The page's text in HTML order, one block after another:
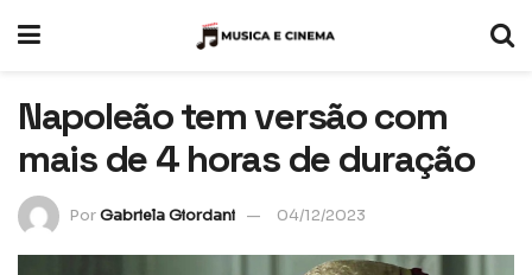
Napoleão tem versão com
mais de 4 horas de duração
PorGabriela Giordani 04/12/2023